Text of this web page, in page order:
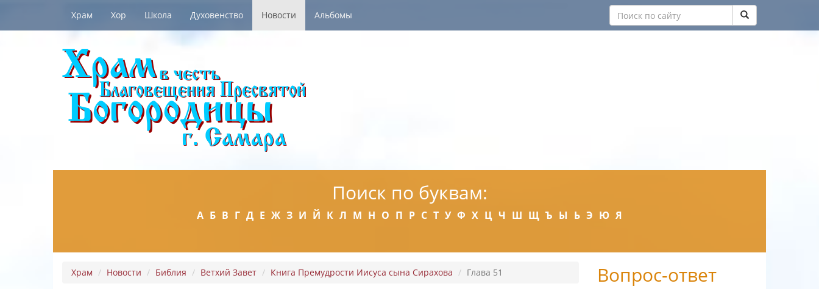
Храм Хор Школа Духовенство Новости Альбомы
Поиск по буквам:
А Б В Г Д Е Ж З И Й К Л М Н О П Р С Т У Ф Х Ц Ч Ш Щ Ъ Ы Ь Э Ю Я
Храм Новости Библия Ветхий Завет Книга Премудрости Иисуса сына Сирахова Глава 51 Вопрос-ответ